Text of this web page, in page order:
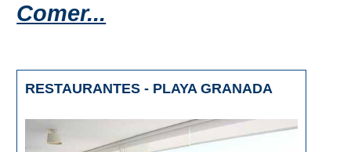
Comer...
RESTAURANTES - PLAYA GRANADA